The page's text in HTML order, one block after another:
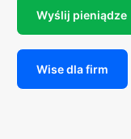
Wyślij pieniądze
Wise dla firm